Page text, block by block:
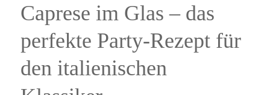
Caprese im Glas – das
perfekte Party-Rezept für
den italienischen